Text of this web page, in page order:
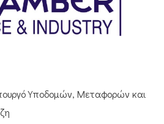
Υποδομών, Μεταφορών και